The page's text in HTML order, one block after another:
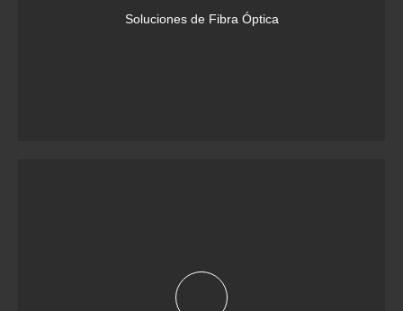
Soluciones de Fibra Óptica